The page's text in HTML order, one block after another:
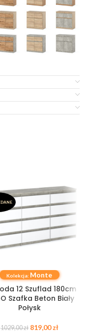
Kolekcja: Monte
12 Szuflad 180cm
Szafka Beton Biały
Połysk
1029,00zł 819,00zł